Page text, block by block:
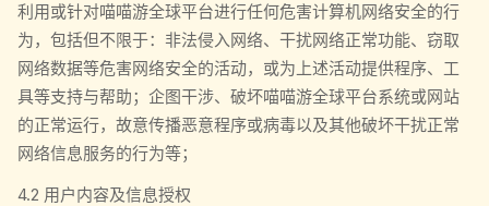
利用或针对喵喵游全球平台进行任何危害计算机网络安全的行
为，包括但不限于：非法侵入网络、干扰网络正常功能、窃取
网络数据等危害网络安全的活动，或为上述活动提供程序、工
具等支持与帮助；企图干涉、破坏喵喵游全球平台系统或网站
的正常运行，故意传播恶意程序或病毒以及其他破坏干扰正常
网络信息服务的行为等；
4.2 用户内容及信息授权